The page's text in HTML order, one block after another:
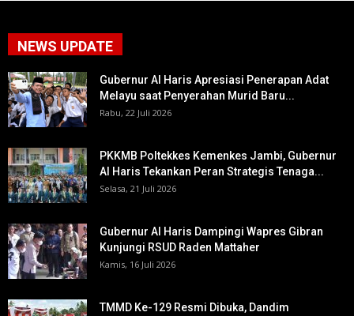
NEWS UPDATE
Gubernur Al Haris Apresiasi Penerapan Adat
Melayu saat Penyerahan Murid Baru...
Rabu, 22 Juli 2026
PKKMB Poltekkes Kemenkes Jambi, Gubernur
Al Haris Tekankan Peran Strategis Tenaga...
Selasa, 21 Juli 2026
Gubernur Al Haris Dampingi Wapres Gibran
Kunjungi RSUD Raden Mattaher
Kamis, 16 Juli 2026
TMMD Ke-129 Resmi Dibuka, Dandim